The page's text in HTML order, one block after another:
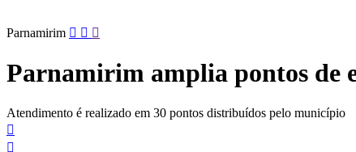
Pular
conteúdo
Parnamirim
Parnamirim amplia pontos de
Atendimento é realizado em 30 pontos distribuídos pelo município